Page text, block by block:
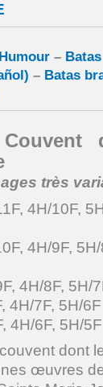
–
– Batas
très
4H/10F,
4H/9F,
4H/8F, 5H/
4H/7F, 5H/6F
4H/6F, 5H/5F
dont
œuvres